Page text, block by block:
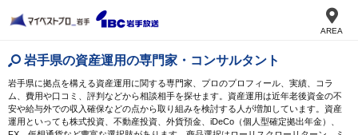
AREA
岩手県の資産運用の専門家・コンサルタント
岩手県に拠点を構える資産運用に関する専門家、プロのプロフィール、実績、コラ
ム、費用や口コミ、評判などから相談相手を探せます。資産運用は近年老後資金の不
安や給与外での収入確保などの点から取り組みを検討する人が増加しています。資産
運用といっても株式投資、不動産投資、外貨預金、iDeCo（個人型確定拠出年金）、